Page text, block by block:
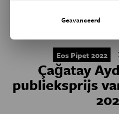
Eos Pipet 2022
Çağatay
publieksprijs
Geavanceerd